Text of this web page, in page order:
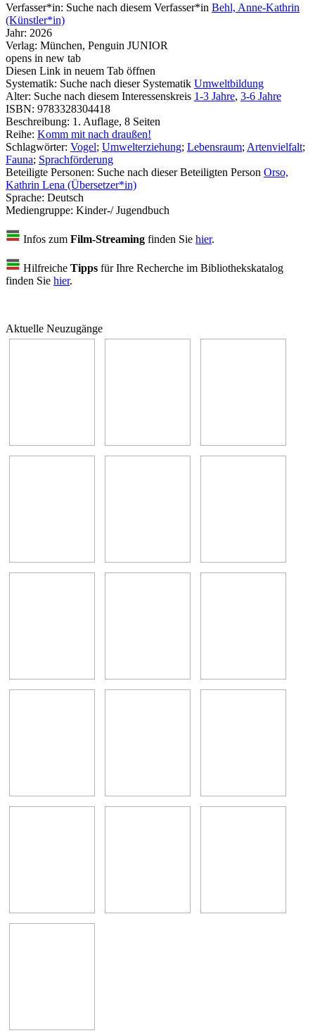
Verfasser*in: Suche nach diesem Verfasser*in Behl, Anne-Kathrin
(Künstler*in)
Jahr: 2026
Verlag: München, Penguin JUNIOR
opens in new tab
Diesen Link in neuem Tab öffnen
Systematik: Suche nach dieser Systematik Umweltbildung
Alter: Suche nach diesem Interessenskreis 1-3 Jahre, 3-6 Jahre
ISBN: 9783328304418
Beschreibung: 1. Auflage, 8 Seiten
Reihe: Komm mit nach draußen!
Schlagwörter: Vogel; Umwelterziehung; Lebensraum; Artenvielfalt;
Fauna; Sprachförderung
Beteiligte Personen: Suche nach dieser Beteiligten Person Orso,
Kathrin Lena (Übersetzer*in)
Sprache: Deutsch
Mediengruppe: Kinder-/ Jugendbuch
Infos zum Film-Streaming finden Sie hier.
Hilfreiche Tipps für Ihre Recherche im Bibliothekskatalog
finden Sie hier.
Aktuelle Neuzugänge